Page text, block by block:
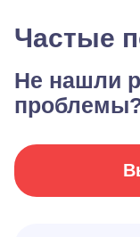
Частые
Не нашли